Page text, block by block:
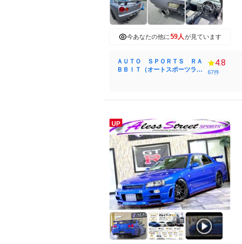
今あなたの他に59人が見ています
ＡＵＴＯ ＳＰＯＲＴＳ ＲＡ
ＢＢＩＴ（オートスポーツラビ
4.8
67件
UP